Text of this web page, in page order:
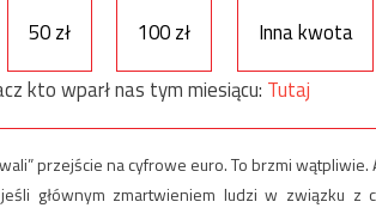
50 zł 100 zł
Inna kwota
kto wparł nas tym miesiącu: Tutaj
przejście na cyfrowe euro. To brzmi wątpliwie.
głównym zmartwieniem ludzi w związku z